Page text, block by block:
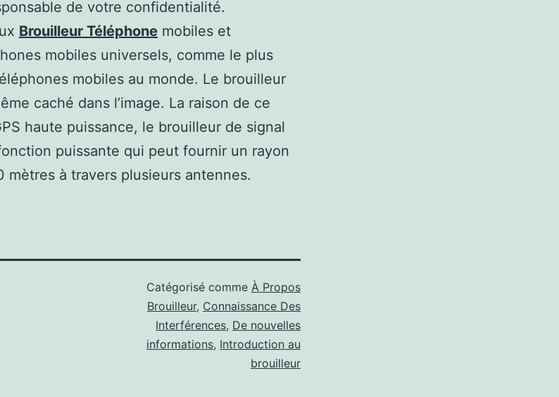
de votre confidentialité.
Brouilleur Téléphone mobiles et
mobiles universels, comme le plus
mobiles au monde. Le brouilleur
caché dans l’image. La raison de ce
haute puissance, le brouilleur de signal
puissante qui peut fournir un rayon
mètres à travers plusieurs antennes.
Catégorisé comme À Propos
Brouilleur, Connaissance Des
Interférences, De nouvelles
informations, Introduction au
brouilleur